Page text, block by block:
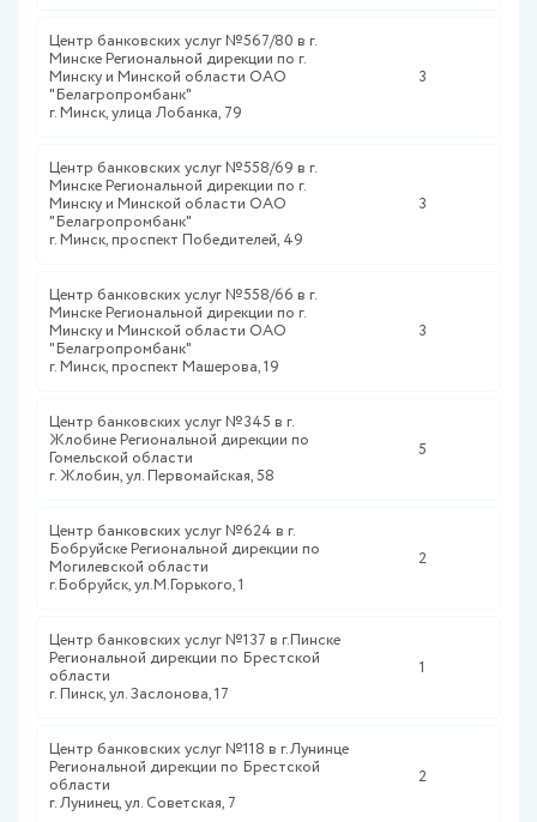
Центр банковских услуг №567/80 в г.
Минске Региональной дирекции по г.
Минску и Минской области ОАО
"Белагропромбанк"
г. Минск, улица Лобанка, 79
3
Центр банковских услуг №558/69 в г.
Минске Региональной дирекции по г.
Минску и Минской области ОАО
"Белагропромбанк"
г. Минск, проспект Победителей, 49
3
Центр банковских услуг №558/66 в г.
Минске Региональной дирекции по г.
Минску и Минской области ОАО
"Белагропромбанк"
г. Минск, проспект Машерова, 19
3
Центр банковских услуг №345 в г.
Жлобине Региональной дирекции по
Гомельской области
г. Жлобин, ул. Первомайская, 58
5
Центр банковских услуг №624 в г.
Бобруйске Региональной дирекции по
Могилевской области
г.Бобруйск, ул.М.Горького, 1
2
Центр банковских услуг №137 в г.Пинске
Региональной дирекции по Брестской
области
г. Пинск, ул. Заслонова, 17
1
Центр банковских услуг №118 в г.Лунинце
Региональной дирекции по Брестской
области
г. Лунинец, ул. Советская, 7
2